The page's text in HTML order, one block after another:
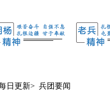
日更新> 兵团要闻